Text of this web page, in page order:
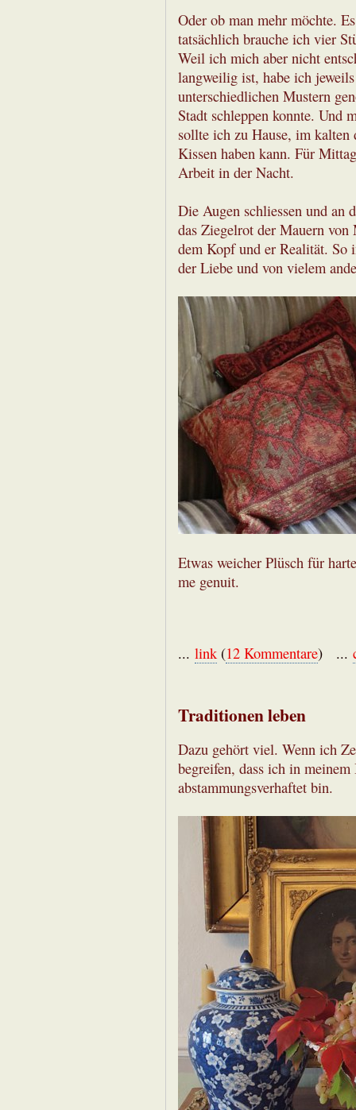
Oder ob man mehr möchte.
tatsächlich brauche ich vier
Weil ich mich aber nicht
langweilig ist, habe ich
unterschiedlichen Mustern
Stadt schleppen konnte. Und
sollte ich zu Hause, im kalten
Kissen haben kann. Für
Arbeit in der Nacht.
Die Augen schliessen und an
das Ziegelrot der Mauern
dem Kopf und er Realität. So
der Liebe und von vielem
Etwas weicher Plüsch für
me genuit.
... link (12 Kommentare) ...
Traditionen leben
Dazu gehört viel. Wenn ich
begreifen, dass ich in
abstammungsverhaftet bin.